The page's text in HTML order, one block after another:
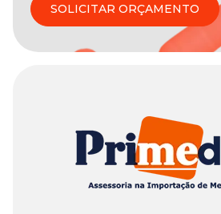
SOLICITAR ORÇAMENTO